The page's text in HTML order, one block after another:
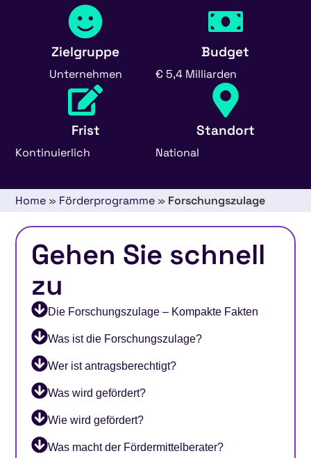
Zielgruppe
Unternehmen
Budget
€ 5,4 Milliarden
Frist
Kontinuierlich
Standort
National
Home » Förderprogramme » Forschungszulage
Gehen Sie schnell
zu
Die Forschungszulage – Kompakte Fakten
Was ist die Forschungszulage?
Wer ist antragsberechtigt?
Was wird gefördert?
Wie wird gefördert?
Was macht der Fördermittelberater?